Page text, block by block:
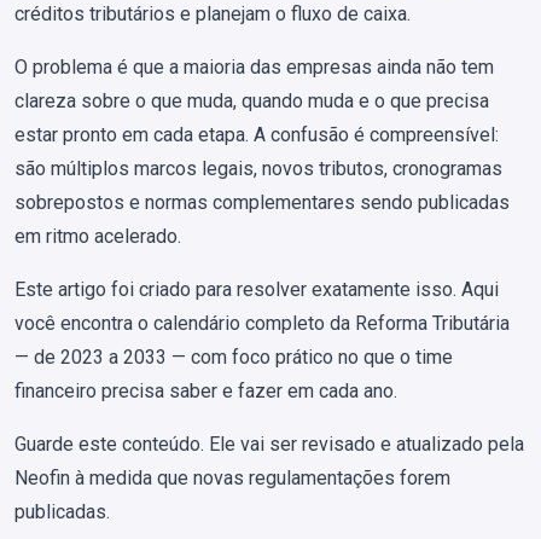
créditos tributários e planejam o fluxo de caixa.
O problema é que a maioria das empresas ainda não tem
clareza sobre o que muda, quando muda e o que precisa
estar pronto em cada etapa. A confusão é compreensível:
são múltiplos marcos legais, novos tributos, cronogramas
sobrepostos e normas complementares sendo publicadas
em ritmo acelerado.
Este artigo foi criado para resolver exatamente isso. Aqui
você encontra o calendário completo da Reforma Tributária
— de 2023 a 2033 — com foco prático no que o time
financeiro precisa saber e fazer em cada ano.
Guarde este conteúdo. Ele vai ser revisado e atualizado pela
Neofin à medida que novas regulamentações forem
publicadas.